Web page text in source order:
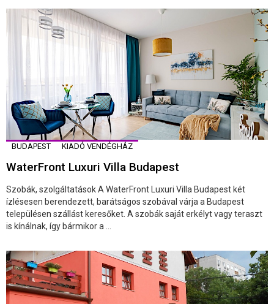
BUDAPEST KIADÓ VENDÉGHÁZ
WaterFront Luxuri Villa Budapest
Szobák, szolgáltatások A WaterFront Luxuri Villa Budapest két
ízlésesen berendezett, barátságos szobával várja a Budapest
településen szállást keresőket. A szobák saját erkélyt vagy teraszt
is kínálnak, így bármikor a ...